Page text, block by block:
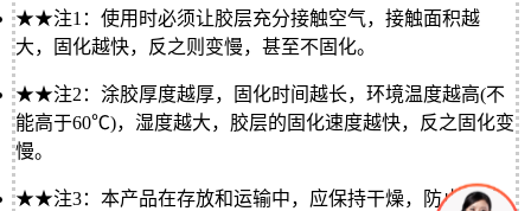
★★注1： 使用时必须让胶层充分接触空气，接触面积越
大，固化越快，反之则变慢，甚至不固化。
★★注2： 涂胶厚度越厚，固化时间越长，环境温度越高(不
能高于60℃)，湿度越大，胶层的固化速度越快，反之固化变
慢。
★★注3： 本产品在存放和运输中，应保持干燥，防止日晒